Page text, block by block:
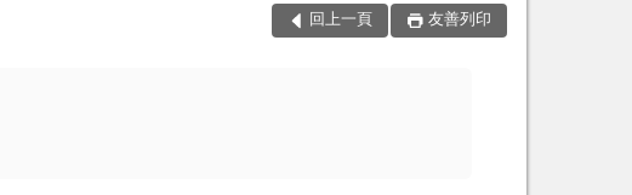
回上一頁 友善列印